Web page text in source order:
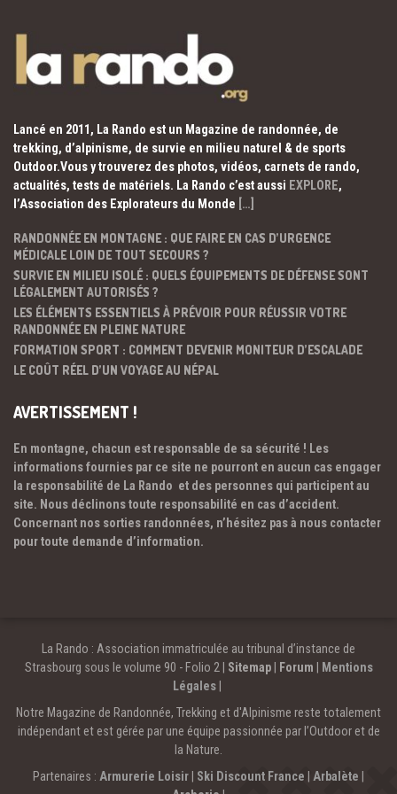
Lancé en 2011, La Rando est un Magazine de randonnée, de
trekking, d’alpinisme, de survie en milieu naturel & de sports
Outdoor.Vous y trouverez des photos, vidéos, carnets de rando,
actualités, tests de matériels. La Rando c’est aussi EXPLORE,
l’Association des Explorateurs du Monde […]
RANDONNÉE EN MONTAGNE : QUE FAIRE EN CAS D’URGENCE
MÉDICALE LOIN DE TOUT SECOURS ?
SURVIE EN MILIEU ISOLÉ : QUELS ÉQUIPEMENTS DE DÉFENSE SONT
LÉGALEMENT AUTORISÉS ?
LES ÉLÉMENTS ESSENTIELS À PRÉVOIR POUR RÉUSSIR VOTRE
RANDONNÉE EN PLEINE NATURE
FORMATION SPORT : COMMENT DEVENIR MONITEUR D’ESCALADE
LE COÛT RÉEL D’UN VOYAGE AU NÉPAL
AVERTISSEMENT !
En montagne, chacun est responsable de sa sécurité ! Les
informations fournies par ce site ne pourront en aucun cas engager
la responsabilité de La Rando et des personnes qui participent au
site. Nous déclinons toute responsabilité en cas d’accident.
Concernant nos sorties randonnées, n’hésitez pas à nous contacter
pour toute demande d’information.
La Rando : Association immatriculée au tribunal d’instance de
Strasbourg sous le volume 90 - Folio 2 | Sitemap| Forum
Mentions
Légales
Notre Magazine de Randonnée, Trekking et d'Alpinisme reste totalement
indépendant et est gérée par une équipe passionnée par l’Outdoor et de
la Nature.
Partenaires : Armurerie Loisir Ski Discount France Arbalète